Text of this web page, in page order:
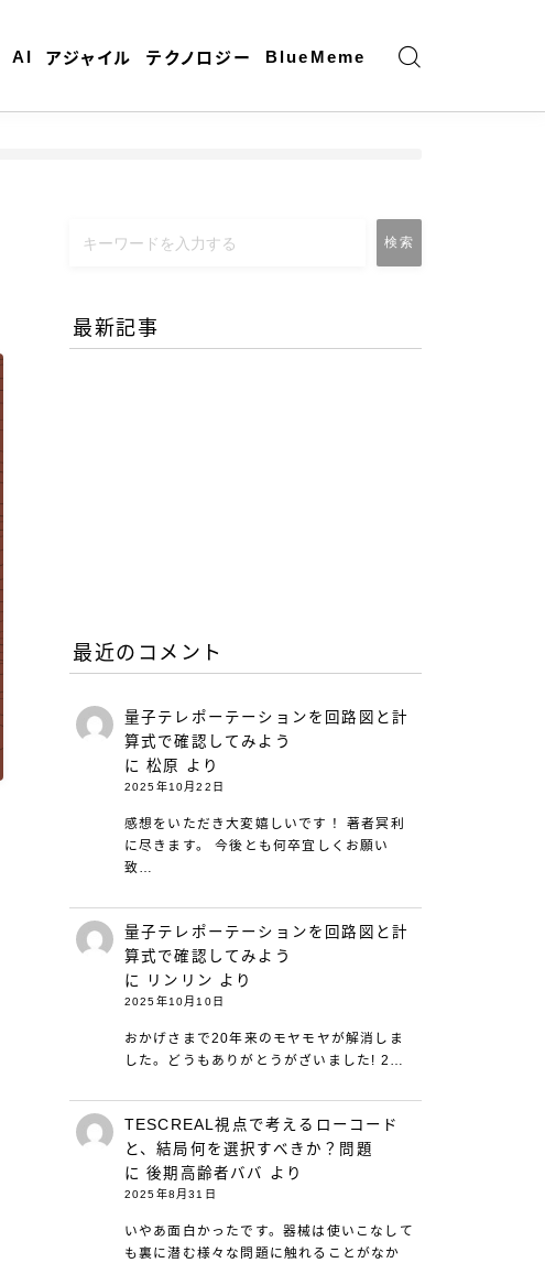
AI アジャイル テクノロジー BlueMeme
検索
最新記事
最近のコメント
量子テレポーテーションを回路図と計
算式で確認してみよう
に松原 より
2025年10月22日
感想をいただき大変嬉しいです！ 著者冥利
に尽きます。 今後とも何卒宜しくお願い
致…
量子テレポーテーションを回路図と計
算式で確認してみよう
に
リンリン より
2025年10月10日
おかげさまで20年来のモヤモヤが解消しま
した。どうもありがとうがざいました! 2…
TESCREAL視点で考えるローコード
と、結局何を選択すべきか？問題
に後期高齢者ババ より
2025年8月31日
いやあ面白かったです。器械は使いこなして
も裏に潜む様々な問題に触れることがなか